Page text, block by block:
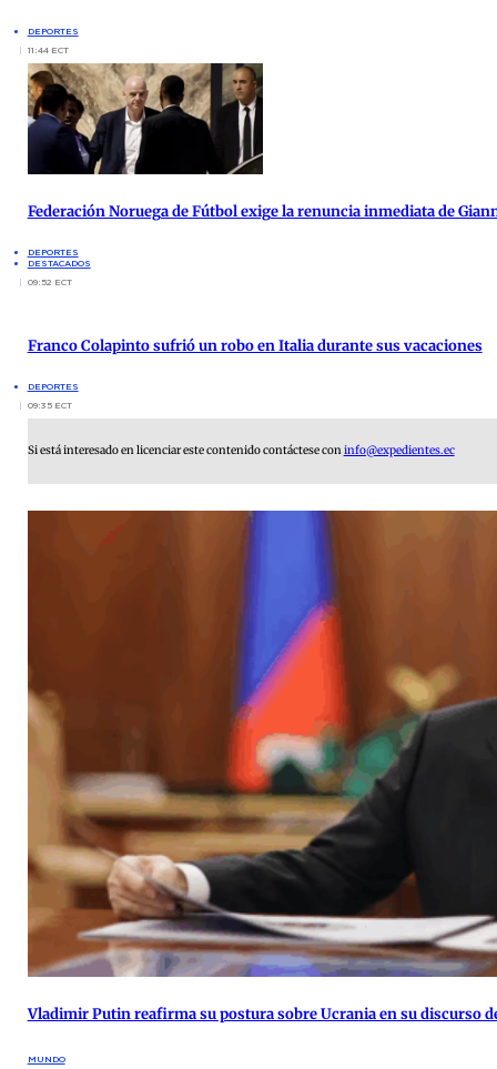
DEPORTES
11:44 ECT
Federación Noruega de Fútbol exige la renuncia inmediata de
DEPORTES
DESTACADOS
09:52 ECT
Franco Colapinto sufrió un robo en Italia durante sus vacaciones
DEPORTES
09:35 ECT
Si está interesado en licenciar este contenido contáctese coninfo@expedientes.ec
Vladimir Putin reafirma su postura sobre Ucrania en su discurso
MUNDO